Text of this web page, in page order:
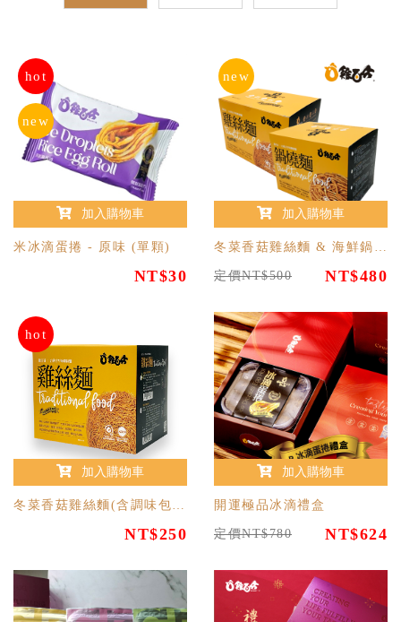
hot
new
加入購物車
米冰滴蛋捲 - 原味 (單顆)
NT$30
new
加入購物車
定價NT$500 NT$480
hot
加入購物車
NT$250
加入購物車
開運極品冰滴禮盒
定價NT$780 NT$624